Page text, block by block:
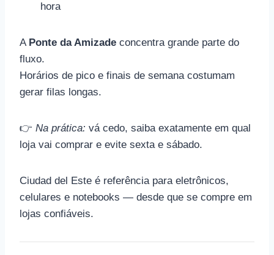
hora
A Ponte da Amizade concentra grande parte do
fluxo.
Horários de pico e finais de semana costumam
gerar filas longas.
👉 Na prática: vá cedo, saiba exatamente em qual
loja vai comprar e evite sexta e sábado.
Ciudad del Este é referência para eletrônicos,
celulares e notebooks — desde que se compre em
lojas confiáveis.